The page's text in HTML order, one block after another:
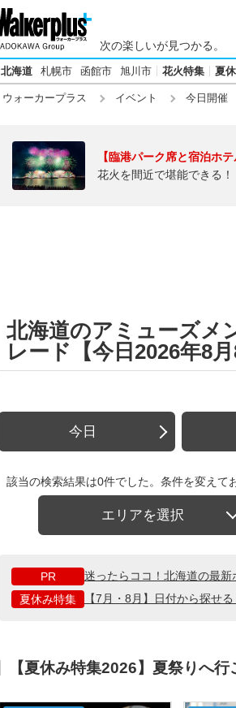
次の楽しいが見つかる。
北海道 札幌市 函館市 旭川市 花火特集 夏
ウォーカープラス イベント 今日開催
【臨港パーク席と宿泊ホ
花火を間近で堪能できる
北海道のアミューズメ
レード【今日2026年8
今日
該当の検索結果は0件でした。条件を変えて
エリアを選択
PR
迷ったらココ！北海道の最
夏休み特集
【7月・8月】日付から探せ
【夏休み特集2026】夏祭りへ